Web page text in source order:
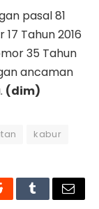
pasal 81
Tahun 2016
35 Tahun
ancaman
(dim)
kabur
TumblrEmail